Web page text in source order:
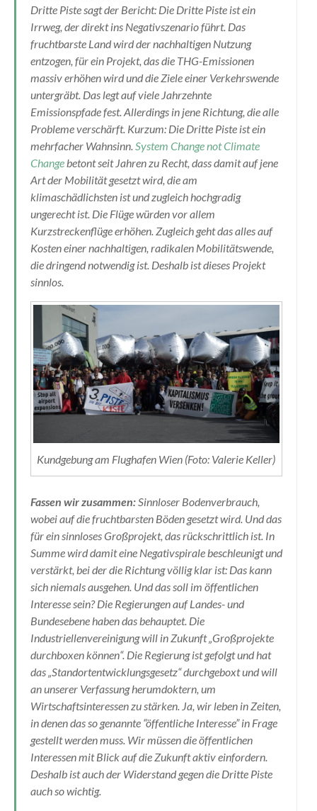
Dritte Piste sagt der Bericht: Die Dritte Piste ist ein
Irrweg, der direkt ins Negativszenario führt. Das
fruchtbarste Land wird der nachhaltigen Nutzung
entzogen, für ein Projekt, das die THG-Emissionen
massiv erhöhen wird und die Ziele einer Verkehrswende
untergräbt. Das legt auf viele Jahrzehnte
Emissionspfade fest. Allerdings in jene Richtung, die alle
Probleme verschärft. Kurzum: Die Dritte Piste ist ein
mehrfacher Wahnsinn. System Change not Climate
Changebetont seit Jahren zu Recht, dass damit auf jene
Art der Mobilität gesetzt wird, die am
klimaschädlichsten ist und zugleich hochgradig
ungerecht ist. Die Flüge würden vor allem
Kurzstreckenflüge erhöhen. Zugleich geht das alles auf
Kosten einer nachhaltigen, radikalen Mobilitätswende,
die dringend notwendig ist. Deshalb ist dieses Projekt
sinnlos.
Kundgebung am Flughafen Wien (Foto: Valerie Keller)
Fassen wir zusammen:Sinnloser Bodenverbrauch,
wobei auf die fruchtbarsten Böden gesetzt wird. Und das
für ein sinnloses Großprojekt, das rückschrittlich ist. In
Summe wird damit eine Negativspirale beschleunigt und
verstärkt, bei der die Richtung völlig klar ist: Das kann
sich niemals ausgehen. Und das soll im öffentlichen
Interesse sein? Die Regierungen auf Landes- und
Bundesebene haben das behauptet. Die
Industriellenvereinigung will in Zukunft „Großprojekte
durchboxen können“. Die Regierung ist gefolgt und hat
das „Standortentwicklungsgesetz“ durchgeboxt und will
an unserer Verfassung herumdoktern, um
Wirtschaftsinteressen zu stärken. Ja, wir leben in Zeiten,
in denen das so genannte “öffentliche Interesse” in Frage
gestellt werden muss. Wir müssen die öffentlichen
Interessen mit Blick auf die Zukunft aktiv einfordern.
Deshalb ist auch der Widerstand gegen die Dritte Piste
auch so wichtig.